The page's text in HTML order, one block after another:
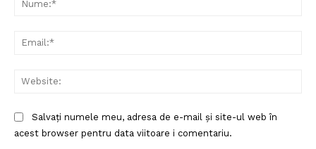
Salvați numele meu, adresa de e-mail și site-ul web în
acest browser pentru data viitoare i comentariu.